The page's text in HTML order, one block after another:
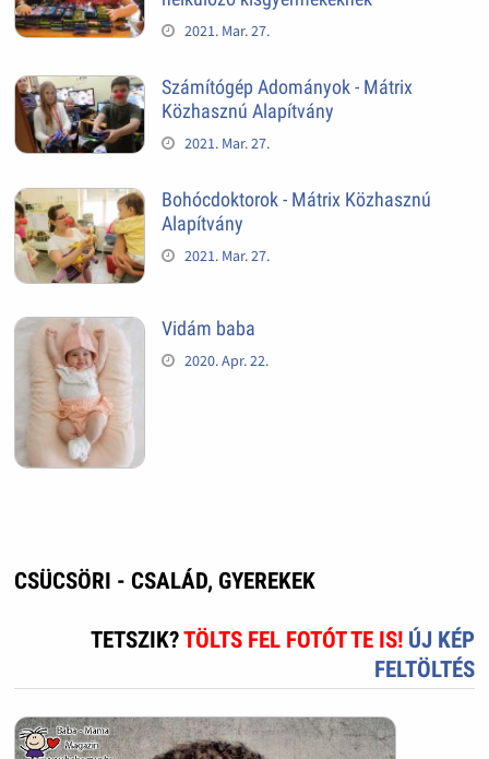
2021. Mar. 27.
Számítógép Adományok - Mátrix
Közhasznú Alapítvány
2021. Mar. 27.
Bohócdoktorok - Mátrix Közhasznú
Alapítvány
2021. Mar. 27.
Vidám baba
2020. Apr. 22.
CSÜCSÖRI - CSALÁD, GYEREKEK
TETSZIK?TÖLTS FEL FOTÓT TE IS! ÚJ KÉP
FELTÖLTÉS